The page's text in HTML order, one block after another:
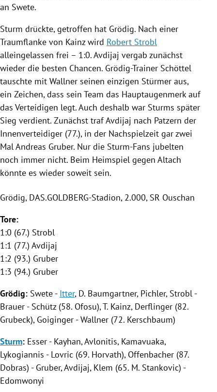
an Swete.
Sturm drückte, getroffen hat Grödig. Nach einer
Traumflanke von Kainzwird Robert Strobl
alleingelassen frei – 1:0. Avdijaj vergab zunächst
wieder die besten Chancen. Grödig-Trainer Schöttel
tauschte mit Wallner seinen einzigen Stürmer aus,
ein Zeichen, dass sein Team das Hauptaugenmerk auf
das Verteidigen legt. Auch deshalb war Sturms später
Sieg verdient. Zunächst traf Avdijaj nach Patzern der
Innenverteidiger (77.), in der Nachspielzeit gar zwei
MalAndreas Gruber. Nur die Sturm-Fans jubelten
noch immer nicht. Beim Heimspiel gegen Altach
könnte es wieder soweit sein.
Grödig, DAS.GOLDBERG-Stadion, 2.000, SR Ouschan
Tore:
1:0 (67.) Strobl
1:1 (77.) Avdijaj
1:2 (93.) Gruber
1:3 (94.) Gruber
Grödig: Swete - Itter, D. Baumgartner, Pichler, Strobl -
Brauer - Schütz (58. Ofosu),T. Kainz, Derflinger (82.
Grubeck), Goiginger - Wallner (72. Kerschbaum)
Sturm: Esser - Kayhan, Avlonitis, Kamavuaka,
Lykogiannis - Lovric (69. Horvath), Offenbacher (87.
Dobras) - Gruber, Avdijaj, Klem (65. M. Stankovic) -
Edomwonyi